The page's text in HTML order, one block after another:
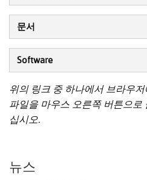
문서
Software
위의 링크 중 하나에서 브라우
파일을 마우스 오른쪽 버튼으로
십시오.
뉴스